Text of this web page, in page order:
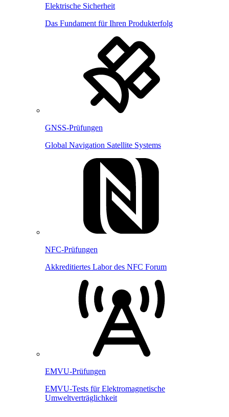
Elektrische Sicherheit
Das Fundament für Ihren Produkterfolg
GNSS-Prüfungen
Global Navigation Satellite Systems
NFC-Prüfungen
Akkreditiertes Labor des NFC Forum
EMVU-Prüfungen
EMVU-Tests für Elektromagnetische
Umweltverträglichkeit